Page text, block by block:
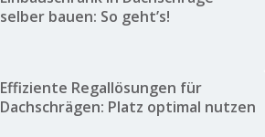
selber bauen: So geht’s!
Effiziente Regallösungen für
Dachschrägen: Platz optimal nutzen